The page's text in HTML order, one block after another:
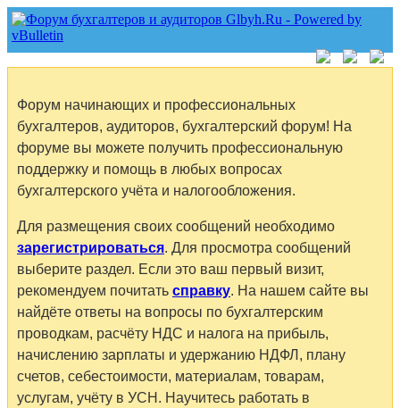
Форум начинающих и профессиональных
бухгалтеров, аудиторов, бухгалтерский форум! На
форуме вы можете получить профессиональную
поддержку и помощь в любых вопросах
бухгалтерского учёта и налогообложения.
Для размещения своих сообщений необходимо
зарегистрироваться. Для просмотра сообщений
выберите раздел. Если это ваш первый визит,
рекомендуем почитать справку. На нашем сайте вы
найдёте ответы на вопросы по бухгалтерским
проводкам, расчёту НДС и налога на прибыль,
начислению зарплаты и удержанию НДФЛ, плану
счетов, себестоимости, материалам, товарам,
услугам, учёту в УСН. Научитесь работать в